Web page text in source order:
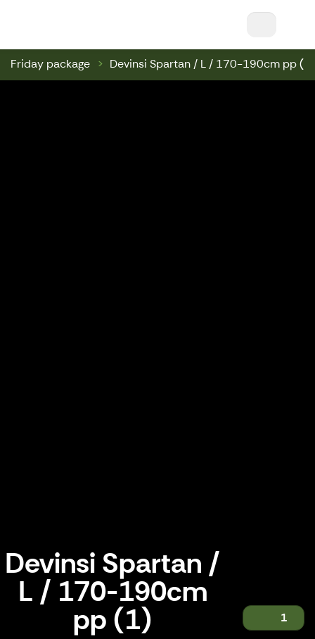
Friday package Devinsi Spartan / L / 170-190cm pp (1)
Devinsi Spartan /
L / 170-190cm
pp (1) 1 Devinsi Spartan / L / 170-190cm pp (1)